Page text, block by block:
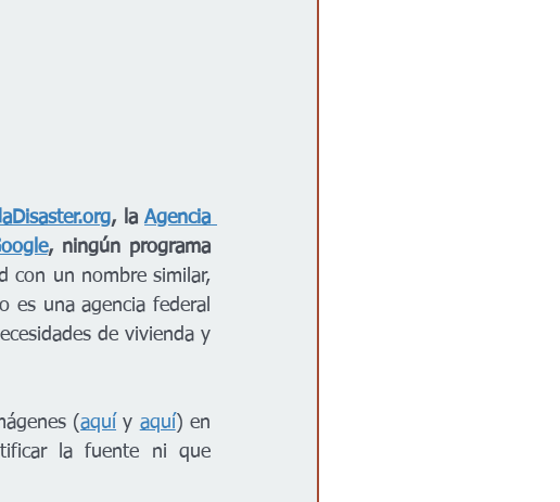
, la Agencia
, ningún programa
con un nombre similar,
es una agencia federal
de vivienda y
(aquí y aquí) en
la fuente ni que